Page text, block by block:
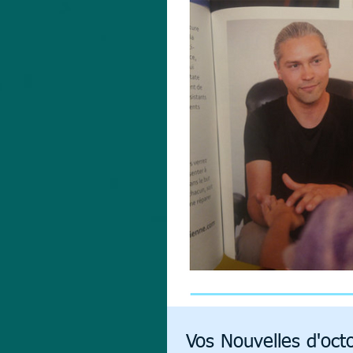
Vos Nouvelles